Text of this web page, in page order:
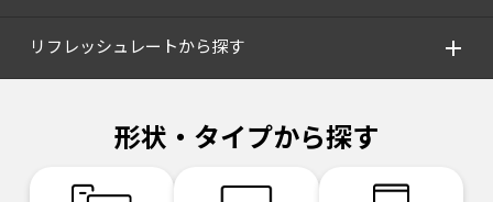
リフレッシュレートから探す
形状・タイプから探す